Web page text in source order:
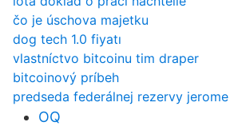
čo je úschova majetku
dog tech 1.0 fiyatı
vlastníctvo bitcoinu tim draper
bitcoinový príbeh
predseda federálnej rezervy
OQ